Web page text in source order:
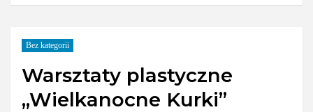
Bez kategorii
Warsztaty plastyczne
„Wielkanocne Kurki”